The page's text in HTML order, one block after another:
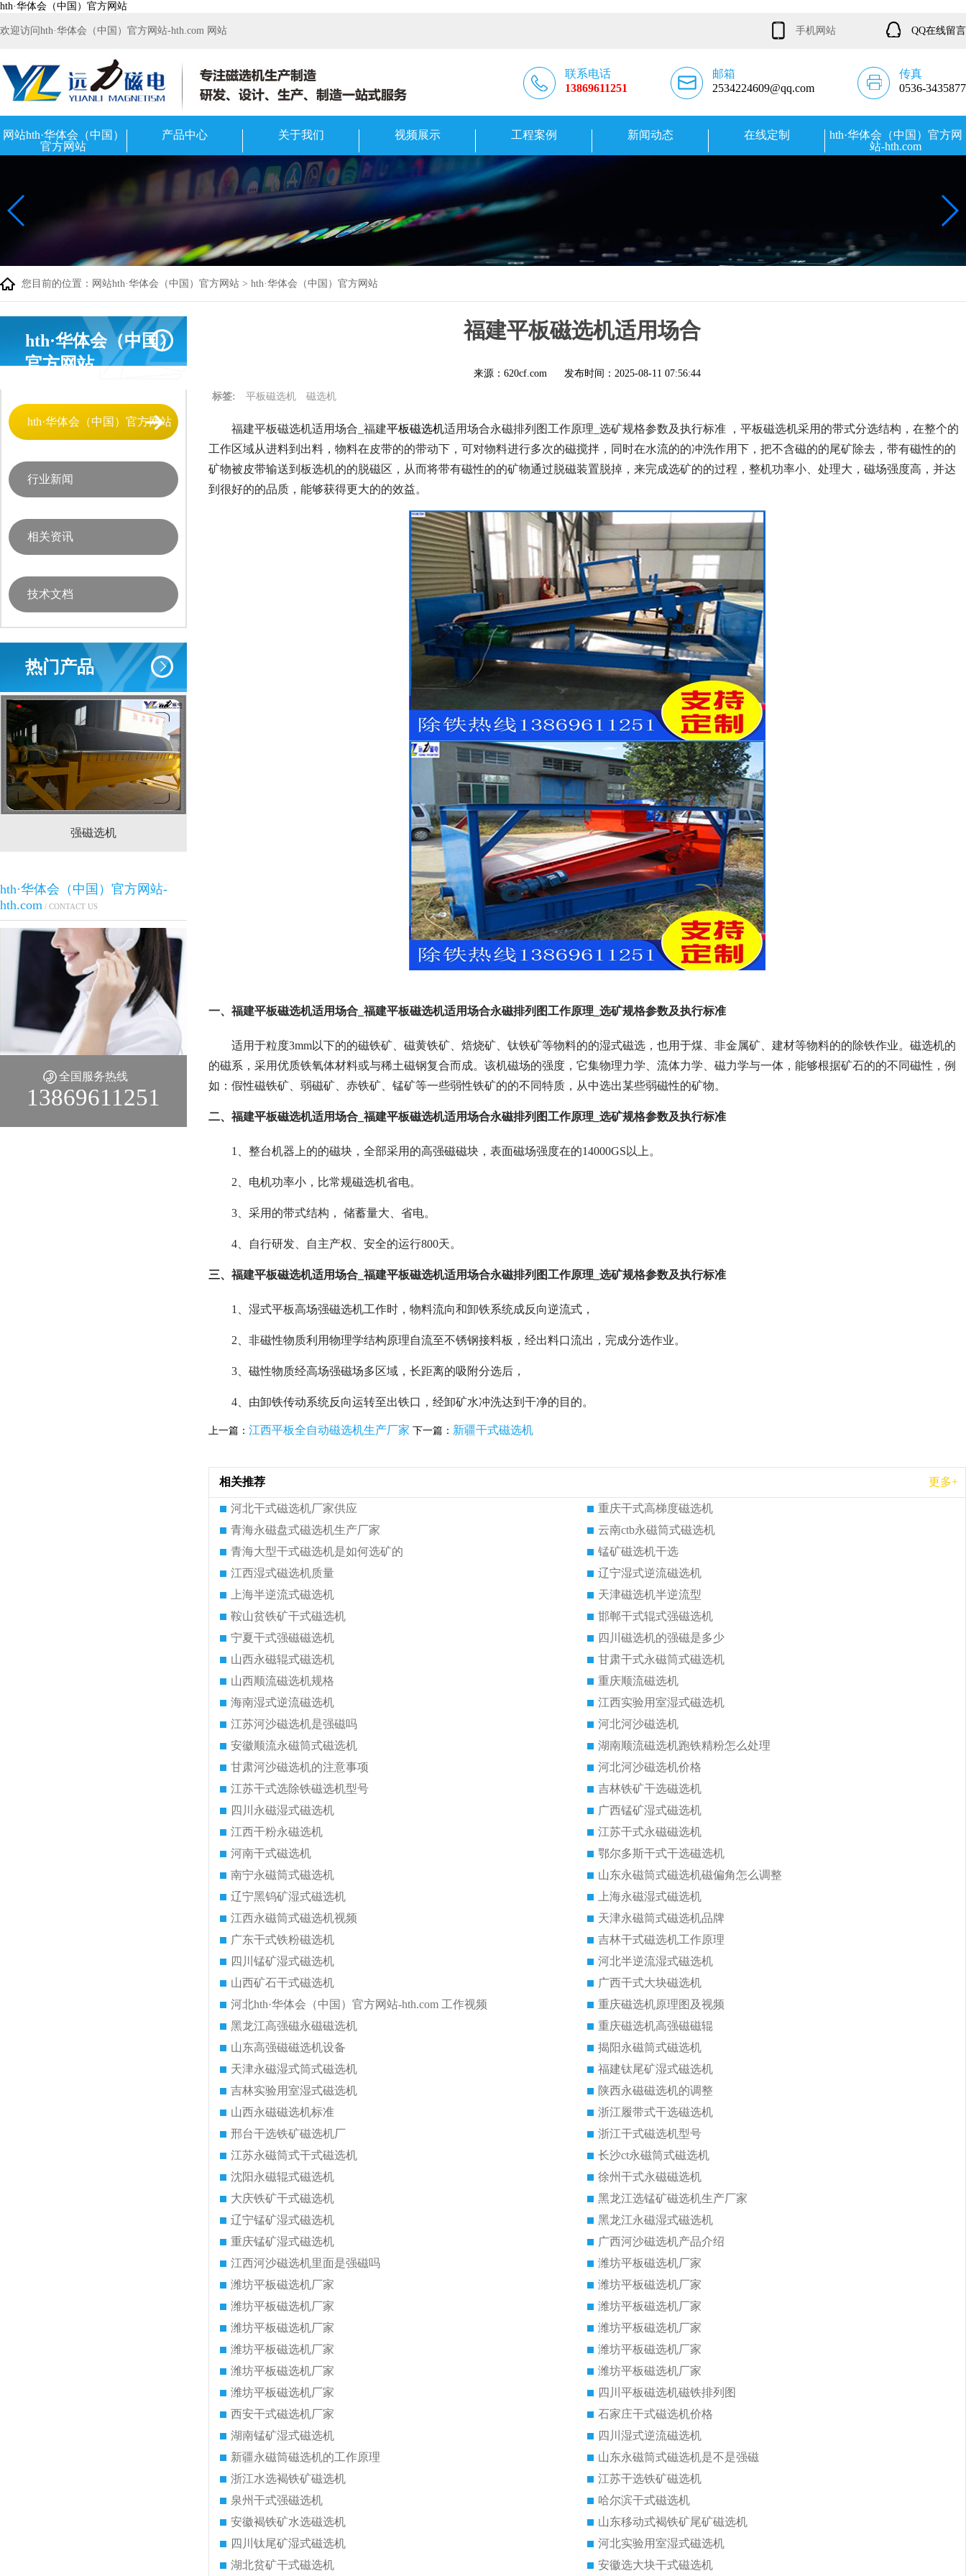
hth·华体会（中国）官方网站
欢迎访问hth·华体会（中国）官方网站-hth.com 网站 手机网站 QQ在线留言
联系电话
13869611251
邮箱
2534224609@qq.com
传真
0536-3435877
网站hth·华体会（中国）
官方网站
产品中心 关于我们 视频展示 工程案例 新闻动态 在线定制
hth·华体会（中国）官方网
站-hth.com
您目前的位置： 网站hth·华体会（中国）官方网站 > hth·华体会（中国）官方网站
hth·华体会（中国）
官方网站
hth·华体会（中国）官方网站
行业新闻
相关资讯
技术文档
热门产品
强磁选机 稀土永磁辊式强磁选机 RCT系列全磁永磁滚筒
hth·华体会（中国）官方网站-
hth.com / CONTACT US
全国服务热线
13869611251
福建平板磁选机适用场合
来源：620cf.com 发布时间： 2025-08-11 07:56:44
标签: 平板磁选机 磁选机
福建平板磁选机适用场合_福建平板磁选机适用场合永磁排列图工作原理_选矿规格参数及执行标准 ，平板磁选机采用的带式分选结构，在整个的
工作区域从进料到出料，物料在皮带的的带动下，可对物料进行多次的磁搅拌，同时在水流的的冲洗作用下，把不含磁的的尾矿除去，带有磁性的的
矿物被皮带输送到板选机的的脱磁区，从而将带有磁性的的矿物通过脱磁装置脱掉，来完成选矿的的过程，整机功率小、处理大，磁场强度高，并达
到很好的的品质，能够获得更大的的效益。
一、福建平板磁选机适用场合_福建平板磁选机适用场合永磁排列图工作原理_选矿规格参数及执行标准
适用于粒度3mm以下的的磁铁矿、磁黄铁矿、焙烧矿、钛铁矿等物料的的湿式磁选，也用于煤、非金属矿、建材等物料的的除铁作业。磁选机的
的磁系，采用优质铁氧体材料或与稀土磁钢复合而成。该机磁场的强度，它集物理力学、流体力学、磁力学与一体，能够根据矿石的的不同磁性，例
如：假性磁铁矿、弱磁矿、赤铁矿、锰矿等一些弱性铁矿的的不同特质，从中选出某些弱磁性的矿物。
二、福建平板磁选机适用场合_福建平板磁选机适用场合永磁排列图工作原理_选矿规格参数及执行标准
1、整台机器上的的磁块，全部采用的高强磁磁块，表面磁场强度在的14000GS以上。
2、电机功率小，比常规磁选机省电。
3、采用的带式结构， 储蓄量大、省电。
4、自行研发、自主产权、安全的运行800天。
三、福建平板磁选机适用场合_福建平板磁选机适用场合永磁排列图工作原理_选矿规格参数及执行标准
1、湿式平板高场强磁选机工作时，物料流向和卸铁系统成反向逆流式，
2、非磁性物质利用物理学结构原理自流至不锈钢接料板，经出料口流出，完成分选作业。
3、磁性物质经高场强磁场多区域，长距离的吸附分选后，
4、由卸铁传动系统反向运转至出铁口，经卸矿水冲洗达到干净的目的。
上一篇： 江西平板全自动磁选机生产厂家 下一篇： 新疆干式磁选机
相关推荐 更多+
河北干式磁选机厂家供应
重庆干式高梯度磁选机
青海永磁盘式磁选机生产厂家
云南ctb永磁筒式磁选机
青海大型干式磁选机是如何选矿的
锰矿磁选机干选
江西湿式磁选机质量
辽宁湿式逆流磁选机
上海半逆流式磁选机
天津磁选机半逆流型
鞍山贫铁矿干式磁选机
邯郸干式辊式强磁选机
宁夏干式强磁磁选机
四川磁选机的强磁是多少
山西永磁辊式磁选机
甘肃干式永磁筒式磁选机
山西顺流磁选机规格
重庆顺流磁选机
海南湿式逆流磁选机
江西实验用室湿式磁选机
江苏河沙磁选机是强磁吗
河北河沙磁选机
安徽顺流永磁筒式磁选机
湖南顺流磁选机跑铁精粉怎么处理
甘肃河沙磁选机的注意事项
河北河沙磁选机价格
江苏干式选除铁磁选机型号
吉林铁矿干选磁选机
四川永磁湿式磁选机
广西锰矿湿式磁选机
江西干粉永磁选机
江苏干式永磁磁选机
河南干式磁选机
鄂尔多斯干式干选磁选机
南宁永磁筒式磁选机
山东永磁筒式磁选机磁偏角怎么调整
辽宁黑钨矿湿式磁选机
上海永磁湿式磁选机
江西永磁筒式磁选机视频
天津永磁筒式磁选机品牌
广东干式铁粉磁选机
吉林干式磁选机工作原理
四川锰矿湿式磁选机
河北半逆流湿式磁选机
山西矿石干式磁选机
广西干式大块磁选机
河北hth·华体会（中国）官方网站-hth.com 工作视频
重庆磁选机原理图及视频
黑龙江高强磁永磁磁选机
重庆磁选机高强磁磁辊
山东高强磁磁选机设备
揭阳永磁筒式磁选机
天津永磁湿式筒式磁选机
福建钛尾矿湿式磁选机
吉林实验用室湿式磁选机
陕西永磁磁选机的调整
山西永磁磁选机标准
浙江履带式干选磁选机
邢台干选铁矿磁选机厂
浙江干式磁选机型号
江苏永磁筒式干式磁选机
长沙ct永磁筒式磁选机
沈阳永磁辊式磁选机
徐州干式永磁磁选机
大庆铁矿干式磁选机
黑龙江选锰矿磁选机生产厂家
辽宁锰矿湿式磁选机
黑龙江永磁湿式磁选机
重庆锰矿湿式磁选机
广西河沙磁选机产品介绍
江西河沙磁选机里面是强磁吗
潍坊平板磁选机厂家
潍坊平板磁选机厂家
潍坊平板磁选机厂家
潍坊平板磁选机厂家
潍坊平板磁选机厂家
潍坊平板磁选机厂家
潍坊平板磁选机厂家
潍坊平板磁选机厂家
潍坊平板磁选机厂家
潍坊平板磁选机厂家
潍坊平板磁选机厂家
潍坊平板磁选机厂家
四川平板磁选机磁铁排列图
西安干式磁选机厂家
石家庄干式磁选机价格
湖南锰矿湿式磁选机
四川湿式逆流磁选机
新疆永磁筒磁选机的工作原理
山东永磁筒式磁选机是不是强磁
浙江水选褐铁矿磁选机
江苏干选铁矿磁选机
泉州干式强磁选机
哈尔滨干式磁选机
安徽褐铁矿水选磁选机
山东移动式褐铁矿尾矿磁选机
四川钛尾矿湿式磁选机
河北实验用室湿式磁选机
湖北贫矿干式磁选机
安徽选大块干式磁选机